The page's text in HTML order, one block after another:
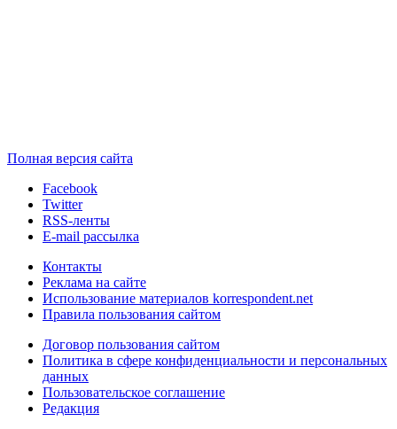
Полная версия сайта
Facebook
Twitter
RSS-ленты
E-mail рассылка
Контакты
Реклама на сайте
Использование материалов korrespondent.net
Правила пользования сайтом
Договор пользования сайтом
Политика в сфере конфиденциальности и персональных
данных
Пользовательское соглашение
Редакция